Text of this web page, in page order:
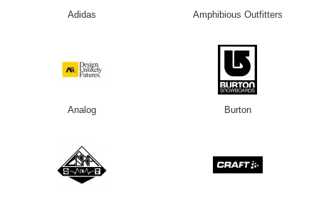
Adidas Amphibious Outfitters
Analog Burton